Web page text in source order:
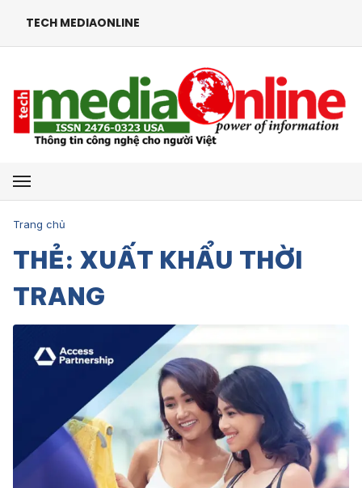
TECH MEDIAONLINE
Mở menu
Trang chủ
THẺ: XUẤT KHẨU THỜI
TRANG